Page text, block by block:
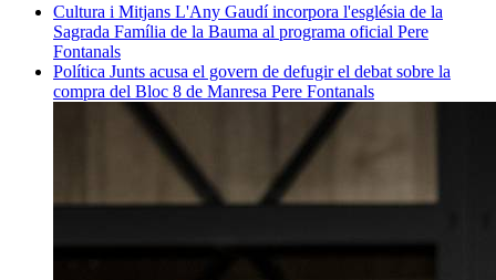
Cultura i Mitjans L'Any Gaudí incorpora l'església de la
Sagrada Família de la Bauma al programa oficial Pere
Fontanals
Política Junts acusa el govern de defugir el debat sobre la
compra del Bloc 8 de Manresa Pere Fontanals